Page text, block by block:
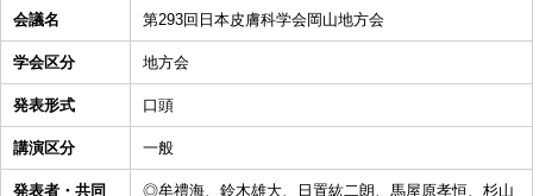
会議名 第293回日本皮膚科学会岡山地方会
学会区分 地方会
発表形式 口頭
講演区分 一般
発表者・共同
◎牟禮海、鈴木雄大、日置紘二朗、馬屋原孝恒、杉山